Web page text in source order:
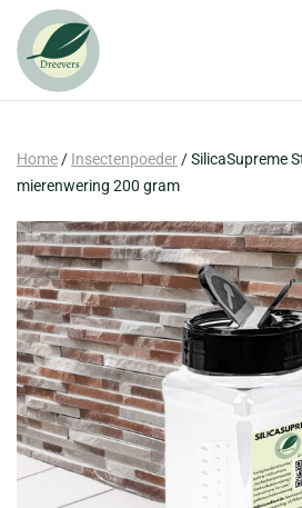
Overslaan en naar de inhoud
Home / Insectenpoeder / SilicaSupreme
mierenwering 200 gram